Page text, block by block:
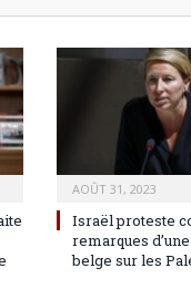
AOÛT 31, 2023
Israël proteste
remarques
belge sur les